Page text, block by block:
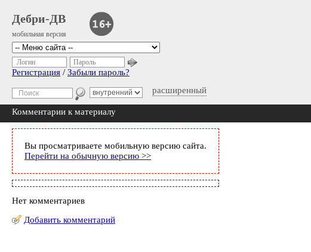
Дебри-ДВ
мобильная версия
расширенный
Логин Пароль
Регистрация / Забыли пароль?
Комментарии к материалу
Вы просматриваете мобильную версию сайта.
Перейти на обычную версию >>
Нет комментариев
Добавить комментарий